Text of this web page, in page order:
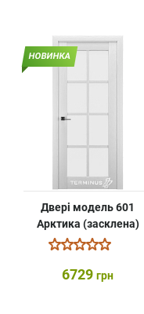
НОВИНКА
Двері модель 601
Арктика (засклена)
6729 грн